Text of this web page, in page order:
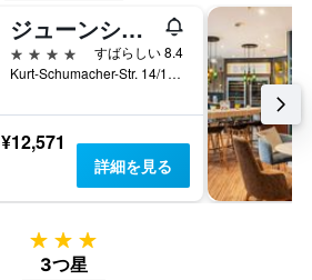
ジューンシックスホテルハノーバーシティ
4つ星
すばらしい 8.4
Kurt-Schumacher-Str. 14/16, ハノーファー, ニーダーザクセン, ドイツ
¥12,571
詳細を見る
3つ星
3つ星